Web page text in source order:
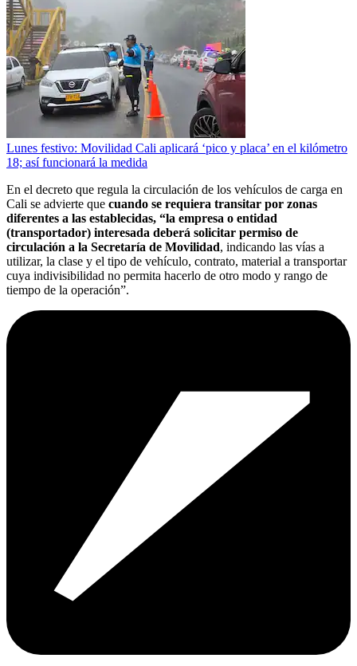
Lunes festivo: Movilidad Cali aplicará ‘pico y placa’ en el kilómetro
18; así funcionará la medida
En el decreto que regula la circulación de los vehículos de carga en
Cali se advierte que cuando se requiera transitar por zonas
diferentes a las establecidas, “la empresa o entidad
(transportador) interesada deberá solicitar permiso de
circulación a la Secretaría de Movilidad, indicando las vías a
utilizar, la clase y el tipo de vehículo, contrato, material a transportar
cuya indivisibilidad no permita hacerlo de otro modo y rango de
tiempo de la operación”.